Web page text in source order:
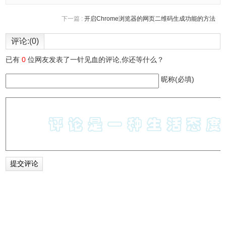
修复了一个造成用户在激活的模式中禁用自动专注后无法开
始计时器的问题
现在在用户跳过某个时段时，应用不会再因此发送通知
更新 3.0.7:
1、错误修复:
时刻突然停止工作的问题
主要更新 3.0.5:
1、多处界面优化:
下一篇 : 开启Chrome浏览器的网页二维码生成功能的方法
评论:(0)
已有0 位网友发表了一针见血的评论,你还等什么？
昵称(必填)